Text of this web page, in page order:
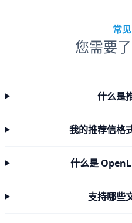
常
您需要
什么是
我的推荐信格
什么是 OpenL
支持哪些